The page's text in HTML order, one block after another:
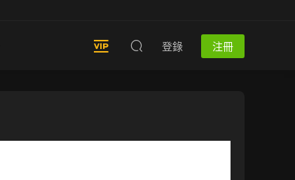
登錄 注冊